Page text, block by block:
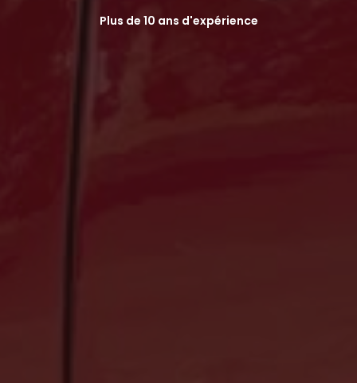
Plus de 10 ans d'expérience